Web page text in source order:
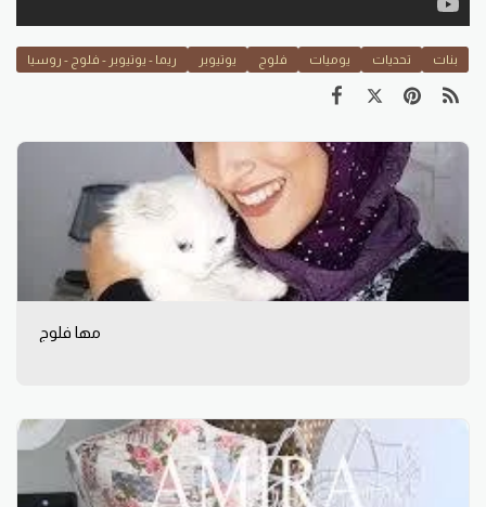
ريما - يوتيوبر - فلوج - روسيا يوتيوبر فلوج يوميات تحديات بنات
مها فلوج